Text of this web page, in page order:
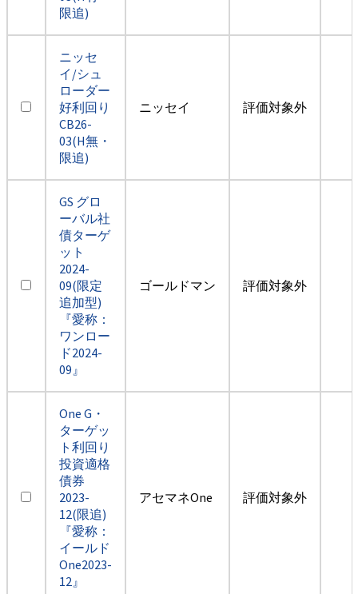
限追)
ニッセ
イ/シュ
ローダー
好利回り
CB26-
03(H無・
限追)
ニッセイ 評価対象外
GS グロ
ーバル社
債ターゲ
ット
2024-
09(限定
追加型)
『愛称：
ワンロー
ド2024-
09』
ゴールドマン 評価対象外
One G・
ターゲッ
ト利回り
投資適格
債券
2023-
12(限追)
『愛称：
イールド
One2023-
12』
アセマネOne 評価対象外